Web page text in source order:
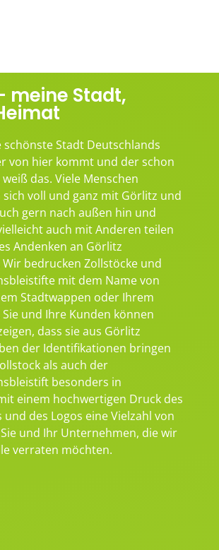
meine Stadt,
Stadt Deutschlands
von hier kommt und der schon
das. Viele Menschen
voll und ganz mit Görlitz und
gern nach außen hin und
auch mit Anderen teilen
Andenken an Görlitz
bedrucken Zollstöcke und
mit dem Name von
Stadtwappen oder Ihrem
und Ihre Kunden können
dass sie aus Görlitz
der Identifikationen bringen
als auch der
besonders in
einem hochwertigen Druck des
des Logos eine Vielzahl von
und Ihr Unternehmen, die wir
verraten möchten.